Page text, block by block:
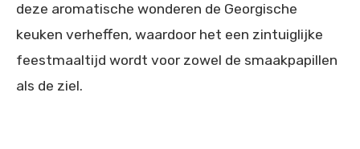
deze aromatische wonderen de Georgische
keuken verheffen, waardoor het een zintuiglijke
feestmaaltijd wordt voor zowel de smaakpapillen
als de ziel.